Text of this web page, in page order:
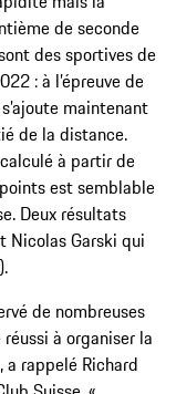
de seconde
des sportives de
: à l’épreuve de
maintenant
de la distance.
à partir de
est semblable
Deux résultats
Nicolas Garski qui
de nombreuses
à organiser la
a rappelé Richard